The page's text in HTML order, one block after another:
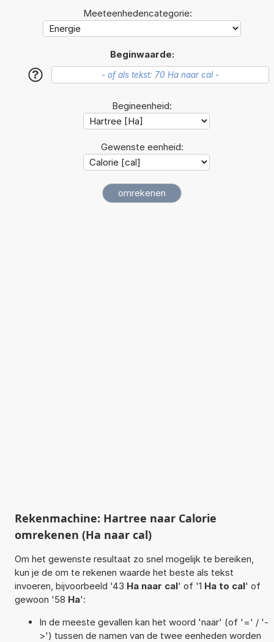
Meeteenhedencategorie:
Beginwaarde:
?
Begineenheid:
Gewenste eenheid:
Rekenmachine: Hartree naar Calorie
omrekenen (Ha naar cal)
Om het gewenste resultaat zo snel mogelijk te bereiken,
kun je de om te rekenen waarde het beste als tekst
invoeren, bijvoorbeeld '43 Ha naar cal' of '1 Ha to cal' of
gewoon '58 Ha':
In de meeste gevallen kan het woord 'naar' (of '=' / '-
>') tussen de namen van de twee eenheden worden